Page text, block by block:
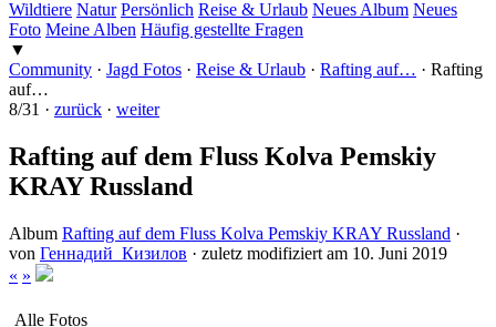
Wildtiere Natur Persönlich Reise & Urlaub Neues Album Neues
Foto Meine Alben Häufig gestellte Fragen
▼
Community · Jagd Fotos · Reise & Urlaub · Rafting auf… · Rafting
auf…
8/31 · zurück · weiter
Rafting auf dem Fluss Kolva Pemskiy
KRAY Russland
Album Rafting auf dem Fluss Kolva Pemskiy KRAY Russland ·
von Геннадий_Кизилов · zuletz modifiziert am 10. Juni 2019
« »
Alle Fotos